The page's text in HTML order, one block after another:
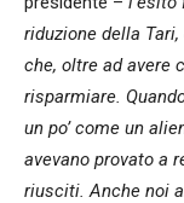
riduzione della
che, oltre ad avere
risparmiare.
un po’ come un
avevano provato a
riusciti. Anche noi